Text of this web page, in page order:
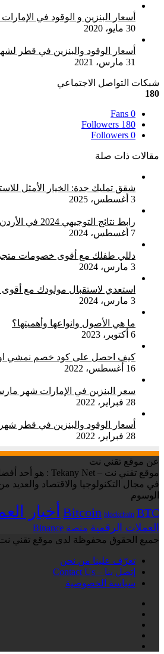
أسعار البنزين و الوقود في الإمارات
30 مايو، 2020
أسعار الوقود والبنزين في قطر لشهر
31 مارس، 2021
شبكات التواصل الاجتماعي
180
0
Fans
180
Followers
0
Followers
مقالات ذات صلة
شقق تمليك جدة: الخيار الأمثل
3 أغسطس، 2025
رابط نتائج التوجيهي 2024 في الأردن
7 أغسطس، 2024
دللي طفلك مع أقوى خصومات
3 مارس، 2024
استعدي لاستقبال مولودك مع
3 مارس، 2024
ما هي الأصول وانواعها وأهميتها؟
6 أكتوبر، 2023
كيف احصل على كود خصم نمشي او
16 أغسطس، 2022
سعر البنزين في الإمارات شهر مارس
28 فبراير، 2022
أسعار الوقود والبنزين في قطر شهر
28 فبراير، 2022
عن موقع تقني نت
في مجال التكنولوجيا والاقتصاد والعديد
الوسوم
Bitcoin blockchain BTC أخبار
العملات الرقمية منصة Binance
جميع الحقوق محفوظة لدى موقع تقني نت -
تعرّف علينا من نحن
إتصل بنا – Contact Us
سياسة الخصوصية